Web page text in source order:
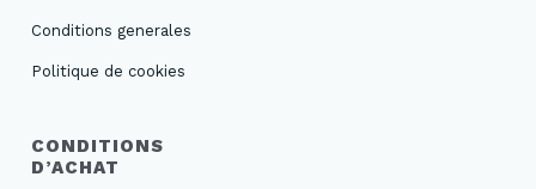
Conditions generales
Politique de cookies
CONDITIONS
D’ACHAT